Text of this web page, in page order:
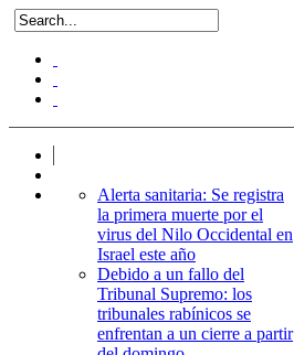
Alerta sanitaria: Se registra
la primera muerte por el
virus del Nilo Occidental en
Israel este año
Debido a un fallo del
Tribunal Supremo: los
tribunales rabínicos se
enfrentan a un cierre a partir